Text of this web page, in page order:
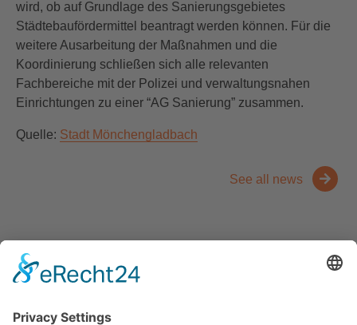
wird, ob auf Grundlage des Sanierungsgebietes
Städtebaufördermittel beantragt werden können. Für die
weitere Ausarbeitung der Maßnahmen und die
Koordinierung schließen sich alle relevanten
Fachbereiche mit der Polizei und verwaltungsnahen
Einrichtungen zu einer “AG Sanierung” zusammen.
Quelle: Stadt Mönchengladbach
See all news